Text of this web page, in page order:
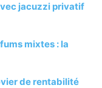
jacuzzi privatif
mixtes : la
de rentabilité